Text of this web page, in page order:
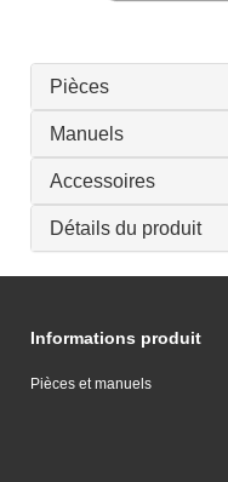
Pièces
Manuels
Accessoires
Détails du produit
Informations produit
Pièces et manuels